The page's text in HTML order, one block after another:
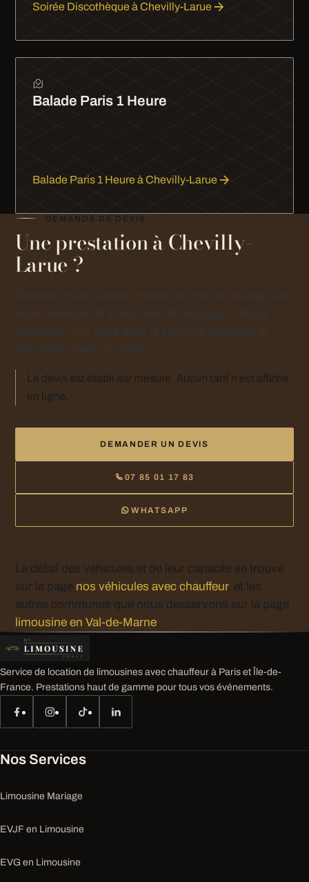
Soirée Discothèque à Chevilly-Larue
Balade Paris 1 Heure
Balade Paris 1 Heure à Chevilly-Larue
DEMANDE DE DEVIS
Une prestation à Chevilly-
Larue ?
Le devis est établi sur mesure. Aucun tarif n’est affiché
en ligne.
DEMANDER UN DEVIS
07 85 01 17 83
WHATSAPP
Le détail des véhicules et de leur capacité se trouve
sur la page nos véhicules avec chauffeur, et les
autres communes que nous desservons sur la page
limousine en Val-de-Marne.
Service de location de limousines avec chauffeur à Paris et Île-de-
France. Prestations haut de gamme pour tous vos événements.
Nos Services
Limousine Mariage
EVJF en Limousine
EVG en Limousine